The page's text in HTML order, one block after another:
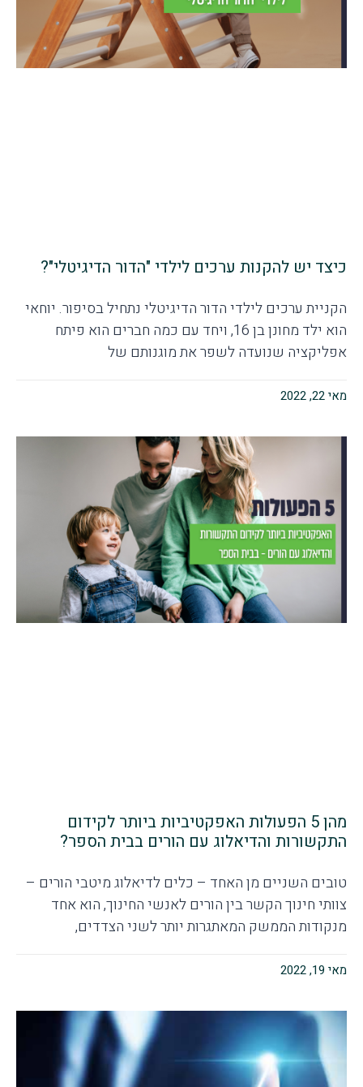
כיצד יש להקנות ערכים לילדי "הדור הדיגיטלי"?
הקניית ערכים לילדי הדור הדיגיטלי נתחיל בסיפור. יוחאי
הוא ילד מחונן בן 16, ויחד עם כמה חברים הוא פיתח
אפליקציה שנועדה לשפר את מוגנותם של
מאי 22, 2022
מהן 5 הפעולות האפקטיביות ביותר לקידום
התקשורות והדיאלוג עם הורים בבית הספר?
טובים השניים מן האחד – כלים לדיאלוג מיטבי הורים –
צוותי חינוך הקשר בין הורים לאנשי החינוך, הוא אחד
מנקודות הממשק המאתגרות יותר לשני הצדדים,
מאי 19, 2022